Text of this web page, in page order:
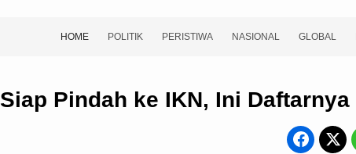
HOME POLITIK PERISTIWA NASIONAL GLOBAL
Pindah ke IKN, Ini Daftarnya